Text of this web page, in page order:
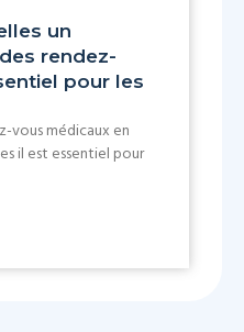
un
rendez-
pour les
vous médicaux en
il est essentiel pour